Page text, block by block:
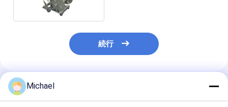
続行
推薦されたプロダクト
Michael